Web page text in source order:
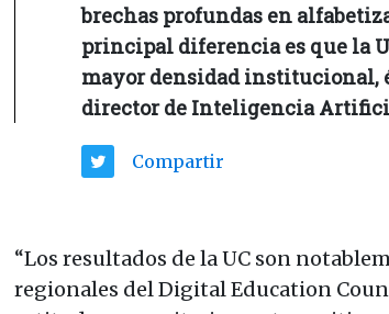
brechas profundas en
principal diferencia es que la
mayor densidad institucional,
director de Inteligencia
Compartir
“Los resultados de la UC son
regionales del Digital Education